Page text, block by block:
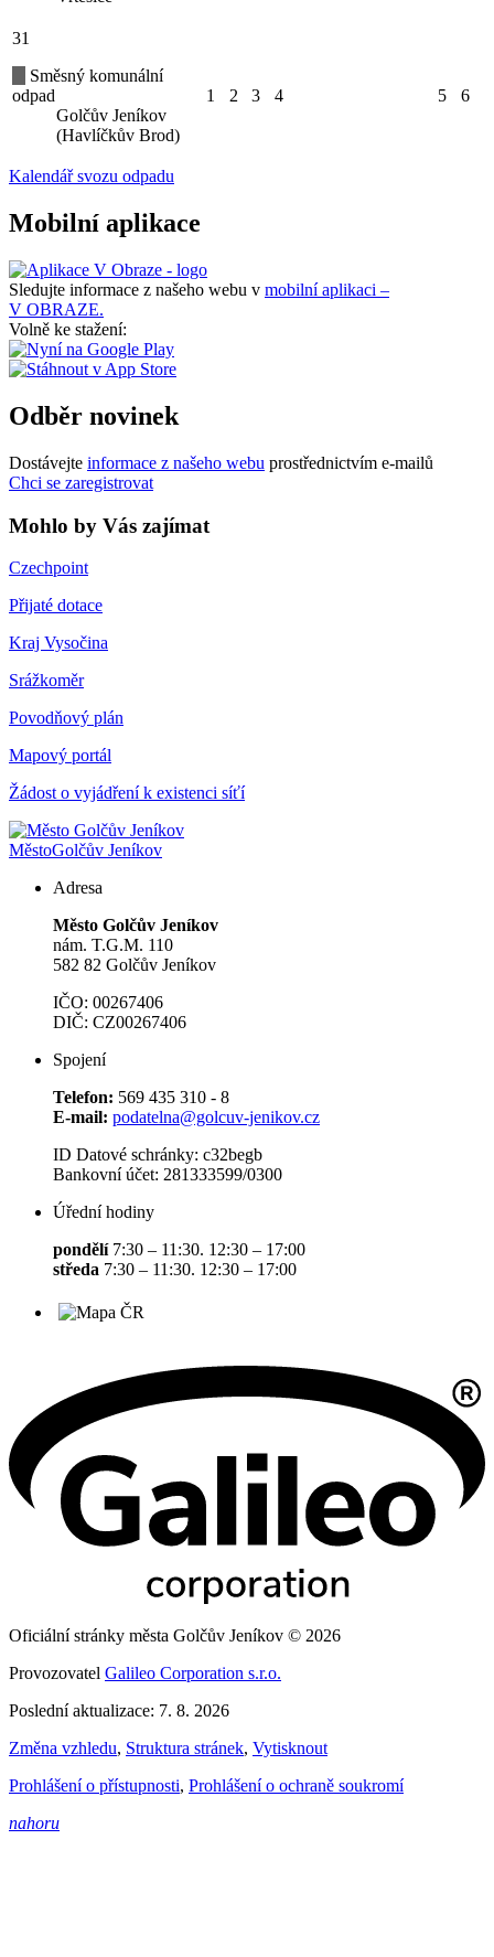
31
Směsný komunální
odpad
Golčův Jeníkov
(Havlíčkův Brod)
1 2 3 4 5 6
Kalendář svozu odpadu
Mobilní aplikace
Sledujte informace z našeho webu v mobilní aplikaci –
V OBRAZE.
Volně ke stažení:
Odběr novinek
Dostávejte informace z našeho webu prostřednictvím e-mailů
Chci se zaregistrovat
Mohlo by Vás zajímat
Czechpoint
Přijaté dotace
Kraj Vysočina
Srážkoměr
Povodňový plán
Mapový portál
Žádost o vyjádření k existenci síťí
MěstoGolčův Jeníkov
Adresa
Město Golčův Jeníkov
nám. T.G.M. 110
582 82 Golčův Jeníkov
IČO: 00267406
DIČ: CZ00267406
Spojení
Telefon: 569 435 310 - 8
E-mail: podatelna@golcuv-jenikov.cz
ID Datové schránky: c32begb
Bankovní účet: 281333599/0300
Úřední hodiny
pondělí7:30 – 11:30. 12:30 – 17:00
středa 7:30 – 11:30. 12:30 – 17:00
Oficiální stránky města Golčův Jeníkov © 2026
Provozovatel Galileo Corporation s.r.o.
Poslední aktualizace: 7. 8. 2026
Změna vzhledu, Struktura stránek, Vytisknout
Prohlášení o přístupnosti, Prohlášení o ochraně soukromí
nahoru